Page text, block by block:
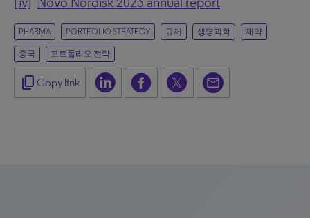
PHARMA PORTFOLIO STRATEGY 규제 생명과학 제약
중국 포트폴리오 전략
content_copy Copy link